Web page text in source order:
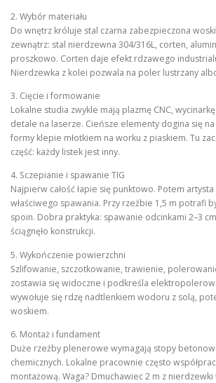
2. Wybór materiału
Do wnętrz króluje stal czarna zabezpieczona
zewnątrz: stal nierdzewna 304/316L, corten,
proszkowo. Corten daje efekt rdzawego
Nierdzewka z kolei pozwala na poler lustrzany
3. Cięcie i formowanie
Lokalne studia zwykle mają plazmę CNC,
detale na laserze. Cieńsze elementy dogina się
formy klepie młotkiem na worku z piaskiem. Tu
część: każdy listek jest inny.
4. Sczepianie i spawanie TIG
Najpierw całość łapie się punktowo. Potem
właściwego spawania. Przy rzeźbie 1,5 m potrafi
spoin. Dobra praktyka: spawanie odcinkami 2–3
ściągnęło konstrukcji.
5. Wykończenie powierzchni
Szlifowanie, szczotkowanie, trawienie,
zostawia się widoczne i podkreśla
wywołuje się rdzę nadtlenkiem wodoru z solą,
woskiem.
6. Montaż i fundament
Duże rzeźby plenerowe wymagają stopy
chemicznych. Lokalne pracownie często
montażową. Waga? Dmuchawiec 2 m z nierdzewki